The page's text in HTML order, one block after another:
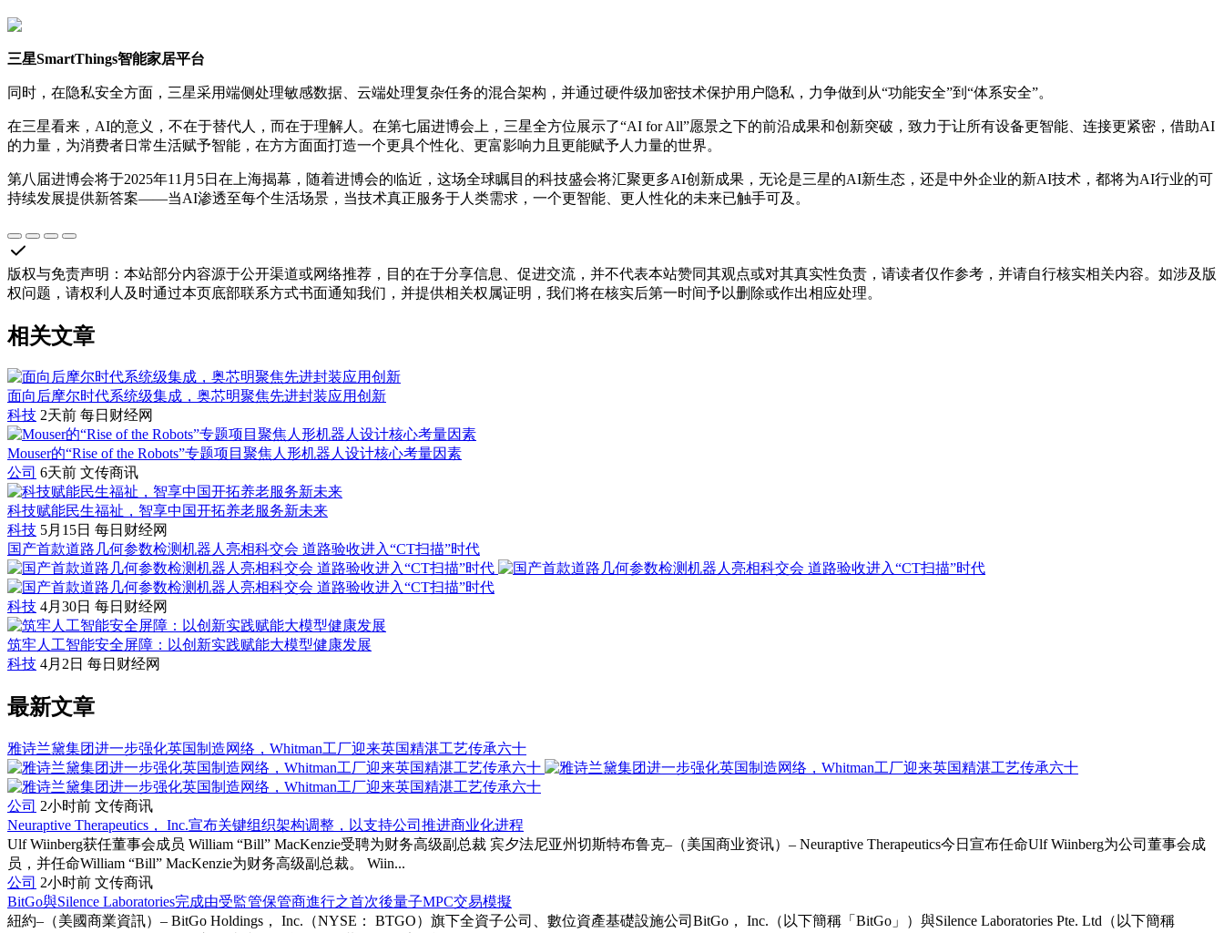
三星SmartThings智能家居平台
同时，在隐私安全方面，三星采用端侧处理敏感数据、云端处理复杂任务的混合架构，并通过硬件级加密技术保护用户隐私，力争做到从“功能安全”到“体系安全”。
在三星看来，AI的意义，不在于替代人，而在于理解人。在第七届进博会上，三星全方位展示了“AI for All”愿景之下的前沿成果和创新突破，致力于让所有设备更智能、连接更紧密，借助AI
的力量，为消费者日常生活赋予智能，在方方面面打造一个更具个性化、更富影响力且更能赋予人力量的世界。
第八届进博会将于2025年11月5日在上海揭幕，随着进博会的临近，这场全球瞩目的科技盛会将汇聚更多AI创新成果，无论是三星的AI新生态，还是中外企业的新AI技术，都将为AI行业的可
持续发展提供新答案——当AI渗透至每个生活场景，当技术真正服务于人类需求，一个更智能、更人性化的未来已触手可及。
版权与免责声明 ： 本站部分内容源于公开渠道或网络推荐，目的在于分享信息、促进交流，并不代表本站赞同其观点或对其真实性负责，请读者仅作参考，并请自行核实相关内容。如涉及版
权问题，请权利人及时通过本页底部联系方式书面通知我们，并提供相关权属证明，我们将在核实后第一时间予以删除或作出相应处理。
相关文章
面向后摩尔时代系统级集成，奥芯明聚焦先进封装应用创新
科技 2天前 每日财经网
Mouser的“Rise of the Robots”专题项目聚焦人形机器人设计核心考量因素
公司 6天前 文传商讯
科技赋能民生福祉，智享中国开拓养老服务新未来
科技 5月15日 每日财经网
国产首款道路几何参数检测机器人亮相科交会 道路验收进入“CT扫描”时代
科技 4月30日 每日财经网
筑牢人工智能安全屏障：以创新实践赋能大模型健康发展
科技 4月2日 每日财经网
最新文章
雅诗兰黛集团进一步强化英国制造网络，Whitman工厂迎来英国精湛工艺传承六十
公司 2小时前 文传商讯
Neuraptive Therapeutics， Inc.宣布关键组织架构调整，以支持公司推进商业化进程
Ulf Wiinberg获任董事会成员 William “Bill” MacKenzie受聘为财务高级副总裁 宾夕法尼亚州切斯特布鲁克–（美国商业资讯）– Neuraptive Therapeutics今日宣布任命Ulf Wiinberg为公司董事会成
员，并任命William “Bill” MacKenzie为财务高级副总裁。 Wiin...
公司 2小时前 文传商讯
BitGo與Silence Laboratories完成由受監管保管商進行之首次後量子MPC交易模擬
紐約–（美國商業資訊）– BitGo Holdings， Inc.（NYSE： BTGO）旗下全資子公司、數位資產基礎設施公司BitGo， Inc.（以下簡稱「BitGo」）與Silence Laboratories Pte. Ltd（以下簡稱